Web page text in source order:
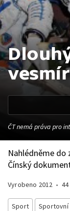
ČT nemá práva pro
Nahlédněme do
Čínský
Vyrobeno 2012 •
Sport